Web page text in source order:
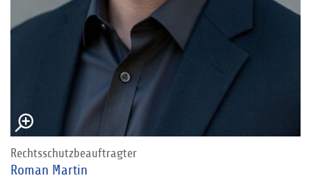
Rechtsschutzbeauftragter
Roman Martin